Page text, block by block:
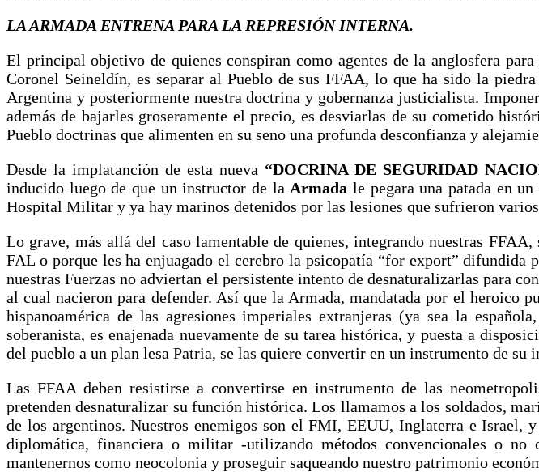
LA ARMADA ENTRENA PARA LA REPRESIÓN INTERNA.
El principal objetivo de quienes conspiran como agentes de la anglosfera
Coronel Seineldín, es separar al Pueblo de sus FFAA, lo que ha sido la
Argentina y posteriormente nuestra doctrina y gobernanza justicialista.
además de bajarles groseramente el precio, es desviarlas de su cometido
Pueblo doctrinas que alimenten en su seno una profunda desconfianza y
Desde la implatanción de esta nueva “DOCRINA DE SEGURIDAD
inducido luego de que un instructor de la Armada le pegara una patada en
Hospital Militar y ya hay marinos detenidos por las lesiones que sufrieron
Lo grave, más allá del caso lamentable de quienes, integrando nuestras
FAL o porque les ha enjuagado el cerebro la psicopatía “for export”
nuestras Fuerzas no adviertan el persistente intento de desnaturalizarlas para
al cual nacieron para defender. Así que la Armada, mandatada por el heroico
hispanoamérica de las agresiones imperiales extranjeras (ya sea la
soberanista, es enajenada nuevamente de su tarea histórica, y puesta a
del pueblo a un plan lesa Patria, se las quiere convertir en un instrumento de su
Las FFAA deben resistirse a convertirse en instrumento de las
pretenden desnaturalizar su función histórica. Los llamamos a los soldados,
de los argentinos. Nuestros enemigos son el FMI, EEUU, Inglaterra e Israel,
diplomática, financiera o militar -utilizando métodos convencionales o no
mantenernos como neocolonia y proseguir saqueando nuestro patrimonio